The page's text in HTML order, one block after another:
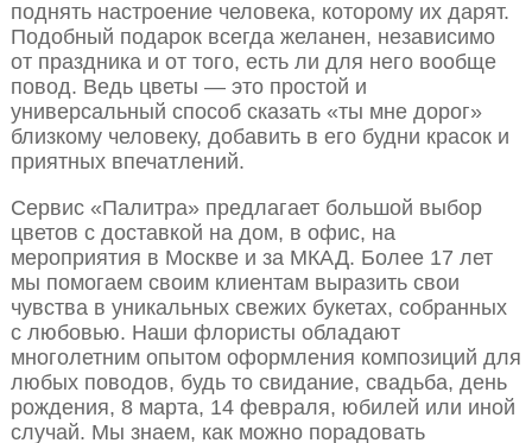
поднять настроение человека, которому их дарят.
Подобный подарок всегда желанен, независимо
от праздника и от того, есть ли для него вообще
повод. Ведь цветы — это простой и
универсальный способ сказать «ты мне дорог»
близкому человеку, добавить в его будни красок и
приятных впечатлений.
Сервис «Палитра» предлагает большой выбор
цветов с доставкой на дом, в офис, на
мероприятия в Москве и за МКАД. Более 17 лет
мы помогаем своим клиентам выразить свои
чувства в уникальных свежих букетах, собранных
с любовью. Наши флористы обладают
многолетним опытом оформления композиций для
любых поводов, будь то свидание, свадьба, день
рождения, 8 марта, 14 февраля, юбилей или иной
случай. Мы знаем, как можно порадовать